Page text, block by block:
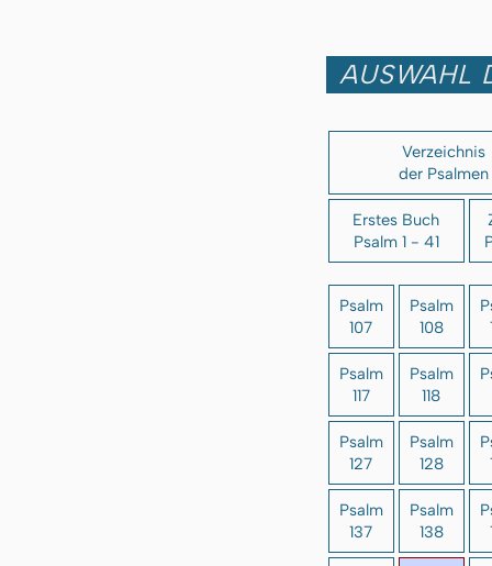
AUSWAHL
Verzeichnis
der Psalmen
Erstes Buch
Psalm 1 - 41
Psalm
107
Psalm
108
Psalm
117
Psalm
118
Psalm
127
Psalm
128
Psalm
137
Psalm
138